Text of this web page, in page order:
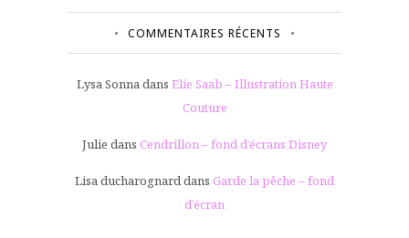
COMMENTAIRES RÉCENTS
Lysa Sonnadans Elie Saab – Illustration Haute
Couture
Julie dans Cendrillon – fond d’écrans Disney
Lisa ducharognarddans Garde la pêche – fond
d’écran